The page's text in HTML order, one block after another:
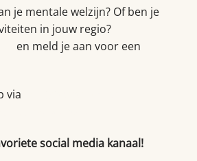
je mentale welzijn? Of ben je
in jouw regio?
en meld je aan voor een
via
social media kanaal!